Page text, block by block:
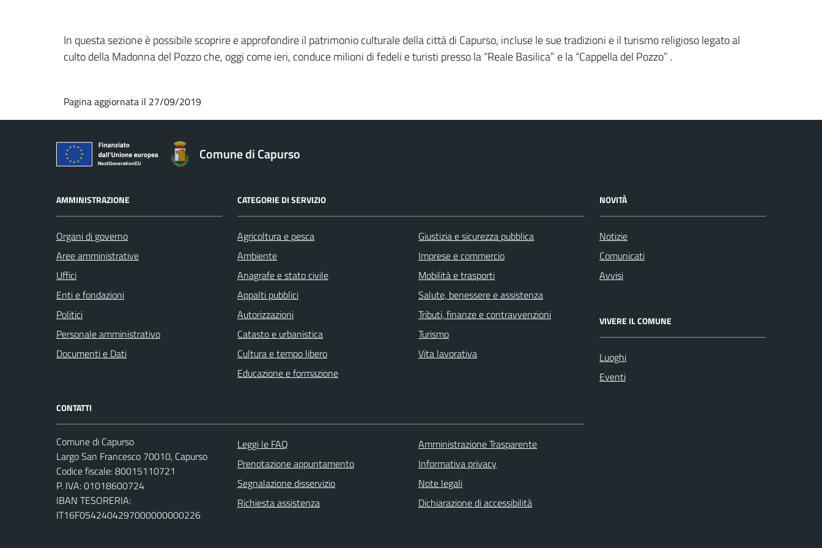
In questa sezione è possibile scoprire e approfondire il patrimonio culturale della città di Capurso, incluse le sue tradizioni e il turismo religioso legato al
culto della Madonna del Pozzo che, oggi come ieri, conduce milioni di fedeli e turisti presso la “Reale Basilica” e la “Cappella del Pozzo” .
Pagina aggiornata il 27/09/2019
Comune di Capurso
AMMINISTRAZIONE
Organi di governo
Aree amministrative
Uffici
Enti e fondazioni
Politici
Personale amministrativo
Documenti e Dati
CATEGORIE DI SERVIZIO
Agricoltura e pesca
Ambiente
Anagrafe e stato civile
Appalti pubblici
Autorizzazioni
Catasto e urbanistica
Cultura e tempo libero
Educazione e formazione
Giustizia e sicurezza pubblica
Imprese e commercio
Mobilità e trasporti
Salute, benessere e assistenza
Tributi, finanze e contravvenzioni
Turismo
Vita lavorativa
NOVITÀ
Notizie
Comunicati
Avvisi
VIVERE IL COMUNE
Luoghi
Eventi
CONTATTI
Comune di Capurso
Largo San Francesco 70010, Capurso
Codice fiscale: 80015110721
P. IVA: 01018600724
IBAN TESORERIA:
IT16F0542404297000000000226
Leggi le FAQ
Prenotazione appuntamento
Segnalazione disservizio
Richiesta assistenza
Amministrazione Trasparente
Informativa privacy
Note legali
Dichiarazione di accessibilità